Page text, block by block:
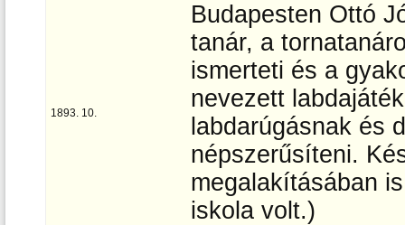
1893. 10.
Budapesten Ottó
tanár, a
ismerteti és a
nevezett
labdarúgásnak és
népszerűsíteni.
megalakításában
iskola volt.)